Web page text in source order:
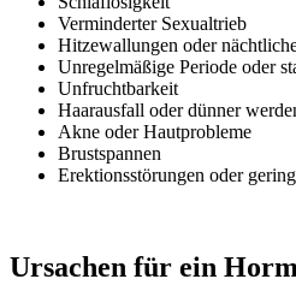
Verminderter Sexualtrieb
Hitzewallungen oder
Unregelmäßige Periode oder
Unfruchtbarkeit
Haarausfall oder dünner
Akne oder Hautprobleme
Brustspannen
Erektionsstörungen oder
Ursachen für ein